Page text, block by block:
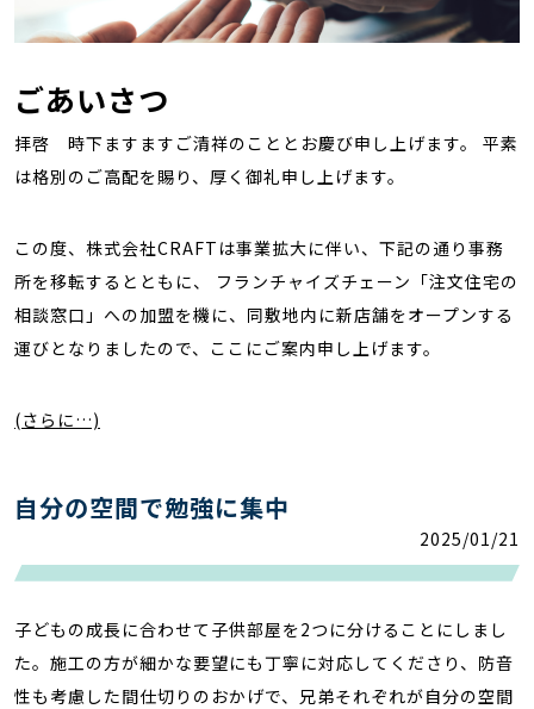
ごあいさつ
拝啓 時下ますますご清祥のこととお慶び申し上げます。 平素
は格別のご高配を賜り、厚く御礼申し上げます。
この度、株式会社CRAFTは事業拡大に伴い、下記の通り事務
所を移転するとともに、 フランチャイズチェーン「注文住宅の
相談窓口」への加盟を機に、同敷地内に新店舗をオープンする
運びとなりましたので、ここにご案内申し上げます。
(さらに…)
自分の空間で勉強に集中
2025/01/21
子どもの成長に合わせて子供部屋を2つに分けることにしまし
た。施工の方が細かな要望にも丁寧に対応してくださり、防音
性も考慮した間仕切りのおかげで、兄弟それぞれが自分の空間